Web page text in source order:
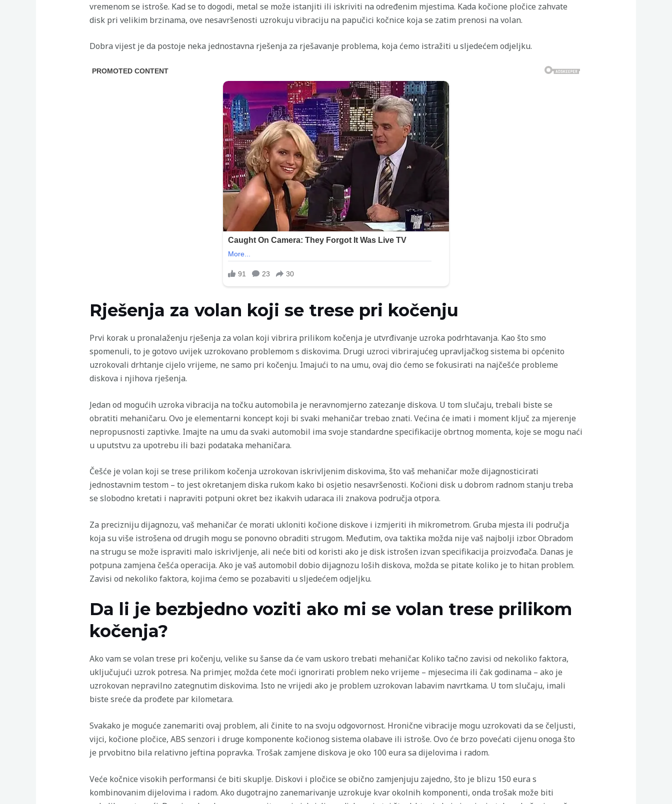
vremenom se istroše. Kad se to dogodi, metal se može istanjiti ili iskriviti na određenim mjestima. Kada kočione pločice zahvate
disk pri velikim brzinama, ove nesavršenosti uzrokuju vibraciju na papučici kočnice koja se zatim prenosi na volan.
Dobra vijest je da postoje neka jednostavna rješenja za rješavanje problema, koja ćemo istražiti u sljedećem odjeljku.
Rješenja za volan koji se trese pri kočenju
Prvi korak u pronalaženju rješenja za volan koji vibrira prilikom kočenja je utvrđivanje uzroka podrhtavanja. Kao što smo
spomenuli, to je gotovo uvijek uzrokovano problemom s diskovima. Drugi uzroci vibrirajućeg upravljačkog sistema bi općenito
uzrokovali drhtanje cijelo vrijeme, ne samo pri kočenju. Imajući to na umu, ovaj dio ćemo se fokusirati na najčešće probleme
diskova i njihova rješenja.
Jedan od mogućih uzroka vibracija na točku automobila je neravnomjerno zatezanje diskova. U tom slučaju, trebali biste se
obratiti mehaničaru. Ovo je elementarni koncept koji bi svaki mehaničar trebao znati. Većina će imati i moment ključ za mjerenje
nepropusnosti zaptivke. Imajte na umu da svaki automobil ima svoje standardne specifikacije obrtnog momenta, koje se mogu naći
u uputstvu za upotrebu ili bazi podataka mehaničara.
Češće je volan koji se trese prilikom kočenja uzrokovan iskrivljenim diskovima, što vaš mehaničar može dijagnosticirati
jednostavnim testom – to jest okretanjem diska rukom kako bi osjetio nesavršenosti. Kočioni disk u dobrom radnom stanju treba
se slobodno kretati i napraviti potpuni okret bez ikakvih udaraca ili znakova područja otpora.
Za precizniju dijagnozu, vaš mehaničar će morati ukloniti kočione diskove i izmjeriti ih mikrometrom. Gruba mjesta ili područja
koja su više istrošena od drugih mogu se ponovno obraditi strugom. Međutim, ova taktika možda nije vaš najbolji izbor. Obradom
na strugu se može ispraviti malo iskrivljenje, ali neće biti od koristi ako je disk istrošen izvan specifikacija proizvođača. Danas je
potpuna zamjena češća operacija. Ako je vaš automobil dobio dijagnozu loših diskova, možda se pitate koliko je to hitan problem.
Zavisi od nekoliko faktora, kojima ćemo se pozabaviti u sljedećem odjeljku.
Da li je bezbjedno voziti ako mi se volan trese prilikom
kočenja?
Ako vam se volan trese pri kočenju, velike su šanse da će vam uskoro trebati mehaničar. Koliko tačno zavisi od nekoliko faktora,
uključujući uzrok potresa. Na primjer, možda ćete moći ignorirati problem neko vrijeme – mjesecima ili čak godinama – ako je
uzrokovan nepravilno zategnutim diskovima. Isto ne vrijedi ako je problem uzrokovan labavim navrtkama. U tom slučaju, imali
biste sreće da prođete par kilometara.
Svakako je moguće zanemariti ovaj problem, ali činite to na svoju odgovornost. Hronične vibracije mogu uzrokovati da se čeljusti,
vijci, kočione pločice, ABS senzori i druge komponente kočionog sistema olabave ili istroše. Ovo će brzo povećati cijenu onoga što
je prvobitno bila relativno jeftina popravka. Trošak zamjene diskova je oko 100 eura sa dijelovima i radom.
Veće kočnice visokih performansi će biti skuplje. Diskovi i pločice se obično zamjenjuju zajedno, što je blizu 150 eura s
kombinovanim dijelovima i radom. Ako dugotrajno zanemarivanje uzrokuje kvar okolnih komponenti, onda trošak može biti